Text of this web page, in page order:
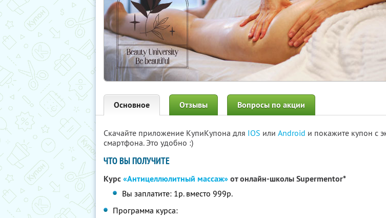
Основное Отзывы Вопросы по акции
Скачайте приложение КупиКупона для IOS или Android и покажите купон с
смартфона. Это удобно :)
ЧТО ВЫ ПОЛУЧИТЕ
Курс«Антицеллюлитный массаж»от онлайн-школы Supermentor*
Вы заплатите: 1р. вместо 999р.
Программа курса: